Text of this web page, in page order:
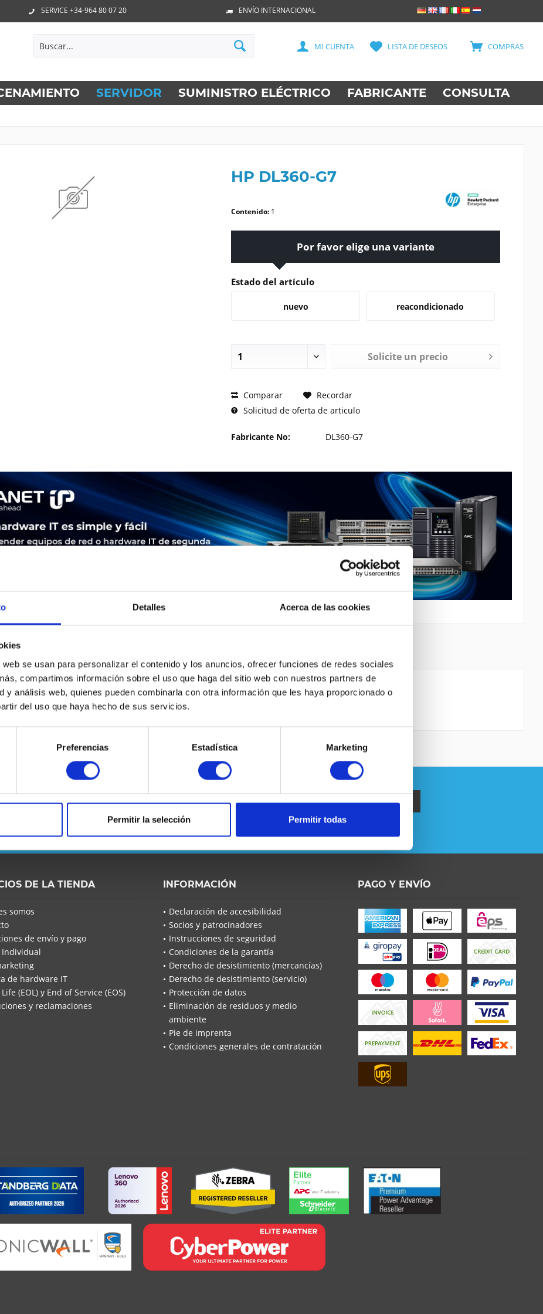
Detalles Acerca de las cookies
se usan para personalizar el contenido y los anuncios, ofrecer funciones de redes sociales
compartimos información sobre el uso que haga del sitio web con nuestros partners de
y análisis web, quienes pueden combinarla con otra información que les haya proporcionado o
del uso que haya hecho de sus servicios.
Preferencias Estadística Marketing
Permitir la selección Permitir todas
SERVICE +34-964 80 07 20 ENVÍO INTERNACIONAL
COMPRAS
LISTA DE DESEOS
MI CUENTA
SERVIDOR SUMINISTRO ELÉCTRICO FABRICANTE CONSULTA
HP DL360-G7
Contenido: 1
Por favor elige una variante
Estado del artículo
nuevo reacondicionado
Solicite un precio
SOLICITE UN PRECIO
Política de Privacidadentender y estar de
Los campos con * son obligatorios
Envía
Comparar
Recordar
Solicitud de oferta de articulo
Fabricante No: DL360-G7
DL360-G7 HP ProLiant DL360 G7 - Xeon E5640 2.66 GHz - 12 GB - 0 GB
se pierda ninguna noticia o
política de privacidad
DE LA TIENDA
somos
de envío y pago
Individual
de hardware IT
(EOL) y End of Service (EOS)
y reclamaciones
INFORMACIÓN
Declaración de accesibilidad
Socios y patrocinadores
Instrucciones de seguridad
Condiciones de la garantía
Derecho de desistimiento (mercancías)
Derecho de desistimiento (servicio)
Protección de datos
Eliminación de residuos y medio
ambiente
Pie de imprenta
Condiciones generales de contratación
PAGO Y ENVÍO